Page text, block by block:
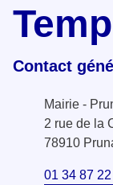
Contact
Mairie -
2 rue de la
78910
01 34 87